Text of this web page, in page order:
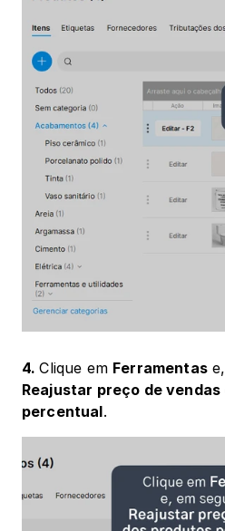
4. Clique em Ferramentas
Reajustar preço de
percentual.